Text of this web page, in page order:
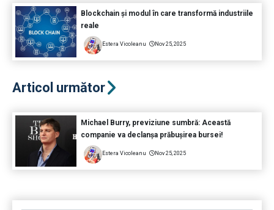
Blockchain și modul în care transformă industriile
reale
Estera Vicoleanu Nov 25, 2025
Articol următor
Michael Burry, previziune sumbră: Această
companie va declanșa prăbușirea bursei!
Estera Vicoleanu Nov 25, 2025